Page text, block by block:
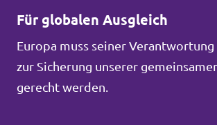
Für globalen Ausgleich
Europa muss seiner
zur Sicherung unserer
gerecht werden.